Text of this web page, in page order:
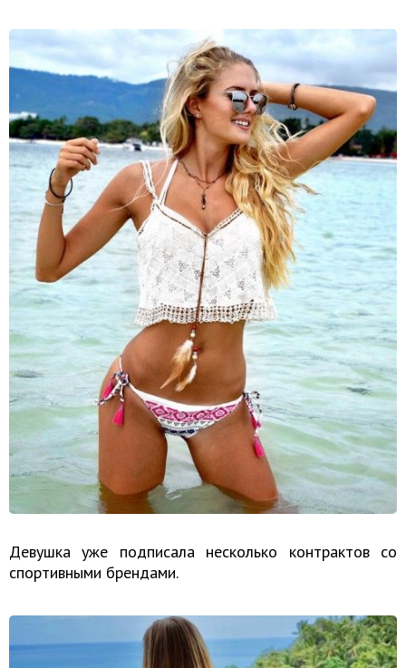
Девушка уже подписала несколько контрактов со
спортивными брендами.